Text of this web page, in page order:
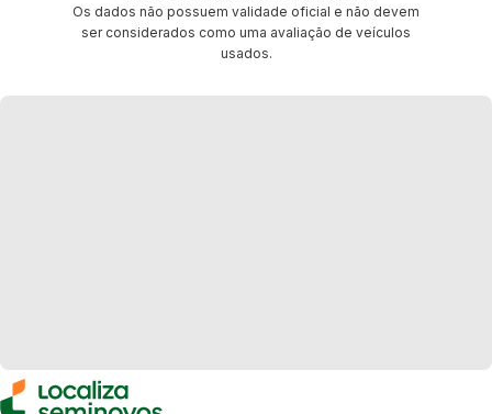
Os dados não possuem validade oficial e não devem
ser considerados como uma avaliação de veículos
usados.